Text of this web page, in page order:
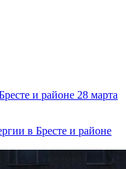
и районе 28 марта
в Бресте и районе